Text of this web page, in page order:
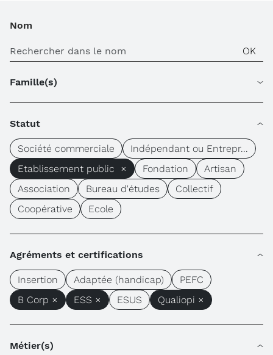
Nom
Famille(s)
Statut
Société commerciale
Indépendant ou Entrepr...
Etablissement public ×
Fondation
Artisan
Association
Bureau d'études
Collectif
Coopérative
Ecole
Agréments et certifications
Insertion Adaptée (handicap)
PEFC
B Corp ×
ESS × ESUS Qualiopi ×
Métier(s)